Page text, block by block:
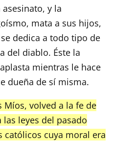
y la
mata a sus hijos,
dedica a todo tipo de
del diablo. Éste la
mientras le hace
dueña de sí misma.
volved a la fe de
leyes del pasado
católicos cuya moral era